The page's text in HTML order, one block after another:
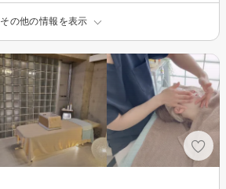
その他の情報を表示